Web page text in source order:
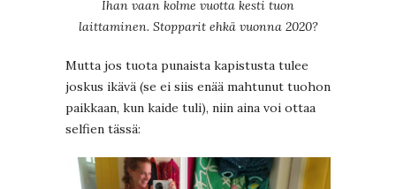
Ihan vaan kolme vuotta kesti tuon
laittaminen. Stopparit ehkä vuonna 2020?
Mutta jos tuota punaista kapistusta tulee
joskus ikävä (se ei siis enää mahtunut tuohon
paikkaan, kun kaide tuli), niin aina voi ottaa
selfien tässä: